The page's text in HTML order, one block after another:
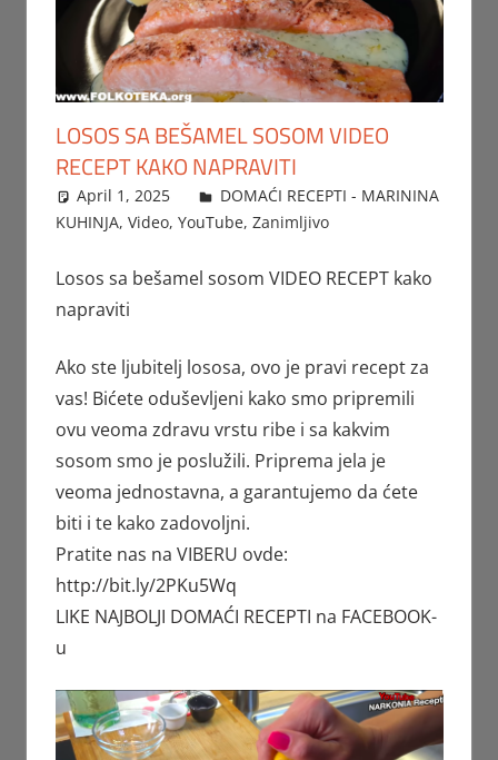
LOSOS SA BEŠAMEL SOSOM VIDEO
RECEPT KAKO NAPRAVITI
April 1, 2025 FTorgAdmin
DOMAĆI RECEPTI - MARININA
KUHINJA, Video, YouTube, Zanimljivo
Losos sa bešamel sosom VIDEO RECEPT kako
napraviti
Ako ste ljubitelj lososa, ovo je pravi recept za
vas! Bićete oduševljeni kako smo pripremili
ovu veoma zdravu vrstu ribe i sa kakvim
sosom smo je poslužili. Priprema jela je
veoma jednostavna, a garantujemo da ćete
biti i te kako zadovoljni.
Pratite nas na VIBERU ovde:
http://bit.ly/2PKu5Wq
LIKE NAJBOLJI DOMAĆI RECEPTI na FACEBOOK-
u